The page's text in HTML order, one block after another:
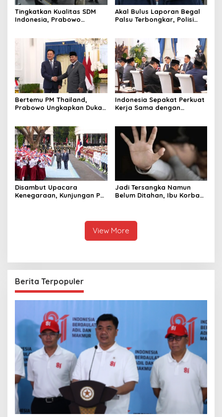
Tingkatkan Kualitas SDM
Indonesia, Prabowo
Terbaik Dunia
Akal Bulus Laporan Begal
Palsu Terbongkar, Polisi
Bertemu PM Thailand,
Prabowo Ungkapkan Duka
Raja Thailand
Indonesia Sepakat Perkuat
Kerja Sama dengan
Disambut Upacara
Kenegaraan, Kunjungan PM
Jadi Tersangka Namun
Belum Ditahan, Ibu Korban
Anaknya Hamil
View More
Berita Terpopuler